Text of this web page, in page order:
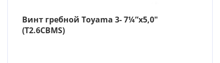
Винт гребной Toyama 3- 7¼”х5,0″
(T2.6CBMS)